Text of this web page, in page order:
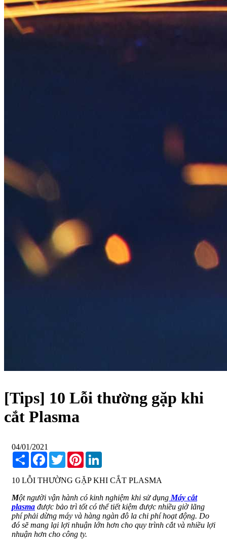
[Tips] 10 Lỗi thường gặp khi
cắt Plasma
04/01/2021
Share Facebook
TwitterPinterest
10 LỖI THƯỜNG GẶP KHI CẮT PLASMA
Một người vận hành có kinh nghiệm khi sử dụng Máy cắt
plasma được bảo trì tốt có thể tiết kiệm được nhiều giờ lãng
phí phải dừng máy và hàng ngàn đô la chi phí hoạt động. Do
đó sẽ mang lại lợi nhuận lớn hơn cho quy trình cắt và nhiều lợi
nhuận hơn cho công ty.